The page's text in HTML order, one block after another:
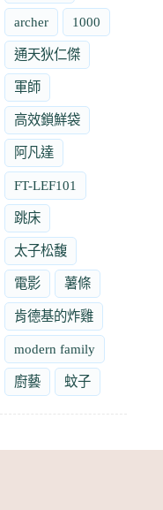
archer 1000
通天狄仁傑
軍師
高效鎖鮮袋
阿凡達
FT-LEF101
跳床
太子松馥
電影 薯條
肯德基的炸雞
modern family
廚藝 蚊子